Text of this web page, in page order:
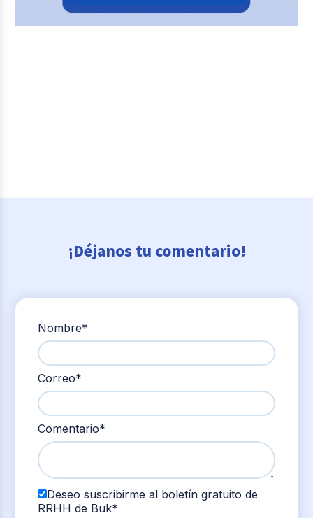
¡Déjanos tu comentario!
Nombre*
Correo*
Comentario*
Deseo suscribirme al boletín gratuito de
RRHH de Buk*